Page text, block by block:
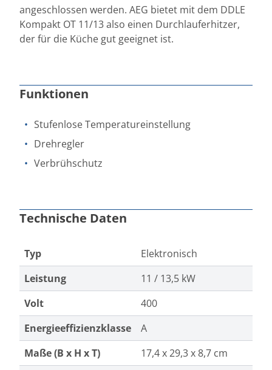
angeschlossen werden. AEG bietet mit dem DDLE
Kompakt OT 11/13 also einen Durchlauferhitzer,
der für die Küche gut geeignet ist.
Funktionen
Stufenlose Temperatureinstellung
Drehregler
Verbrühschutz
Technische Daten
Typ
Elektronisch
Leistung
11 / 13,5 kW
Volt
400
Energieeffizienzklasse
A
Maße (B x H x T)
17,4 x 29,3 x 8,7 cm